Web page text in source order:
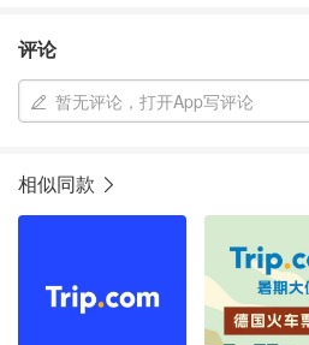
评论
暂无评论，打开App写评论
相似同款